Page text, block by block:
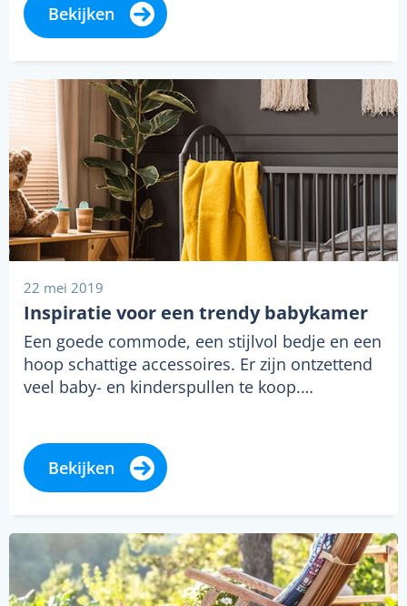
Bekijken
22 mei 2019
Inspiratie voor een trendy babykamer
Een goede commode, een stijlvol bedje en een
hoop schattige accessoires. Er zijn ontzettend
veel baby- en kinderspullen te koop.…
Bekijken